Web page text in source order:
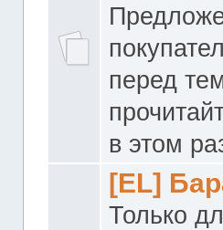
перед
в этом
[EL]
Только